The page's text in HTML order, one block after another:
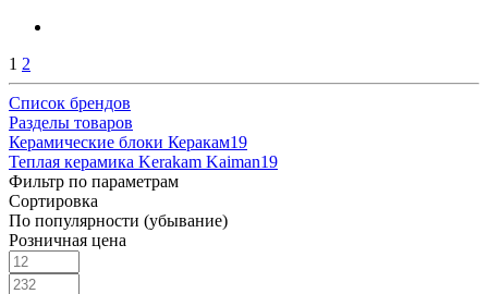
1 2
Список брендов
Разделы товаров
Керамические блоки Керакам19
Теплая керамика Kerakam Kaiman19
Фильтр по параметрам
Сортировка
По популярности (убывание)
Розничная цена